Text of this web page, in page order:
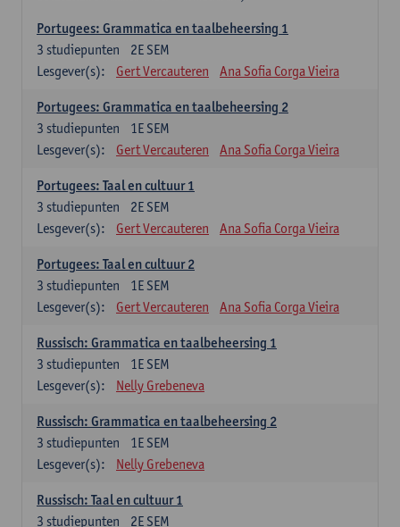
Portugees: Grammatica en taalbeheersing 1
2E SEM
3 studiepunten
Lesgever(s):
Gert Vercauteren Ana Sofia Corga Vieira
Portugees: Grammatica en taalbeheersing 2
1E SEM
3 studiepunten
Lesgever(s):
Gert Vercauteren Ana Sofia Corga Vieira
Portugees: Taal en cultuur 1
2E SEM
3 studiepunten
Lesgever(s):
Gert Vercauteren Ana Sofia Corga Vieira
Portugees: Taal en cultuur 2
1E SEM
3 studiepunten
Lesgever(s):
Gert Vercauteren Ana Sofia Corga Vieira
Russisch: Grammatica en taalbeheersing 1
1E SEM
3 studiepunten
Lesgever(s):
Nelly Grebeneva
Russisch: Grammatica en taalbeheersing 2
1E SEM
3 studiepunten
Lesgever(s):
Nelly Grebeneva
Russisch: Taal en cultuur 1
2E SEM
3 studiepunten